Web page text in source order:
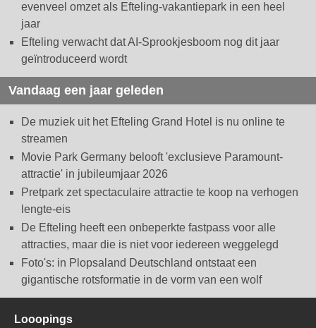
evenveel omzet als Efteling-vakantiepark in een heel
jaar
Efteling verwacht dat AI-Sprookjesboom nog dit jaar
geïntroduceerd wordt
Vandaag een jaar geleden
De muziek uit het Efteling Grand Hotel is nu online te
streamen
Movie Park Germany belooft 'exclusieve Paramount-
attractie' in jubileumjaar 2026
Pretpark zet spectaculaire attractie te koop na verhogen
lengte-eis
De Efteling heeft een onbeperkte fastpass voor alle
attracties, maar die is niet voor iedereen weggelegd
Foto's: in Plopsaland Deutschland ontstaat een
gigantische rotsformatie in de vorm van een wolf
Looopings